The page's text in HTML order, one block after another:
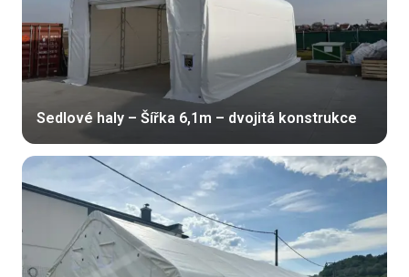
Sedlové haly – Šířka 6,1m – dvojitá konstrukce